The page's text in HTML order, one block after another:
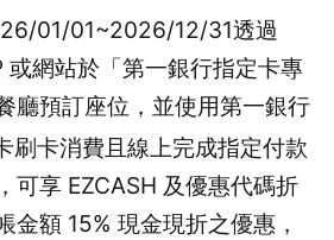
01/01~2026/12/31透過
或網站於「第一銀行指定卡專
廳預訂座位，並使用第一銀行
刷卡消費且線上完成指定付款
可享 EZCASH 及優惠代碼折
金額 15% 現金現折之優惠，